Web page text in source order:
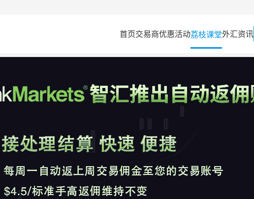
首页交易商优惠活动荔枝课堂外汇资讯